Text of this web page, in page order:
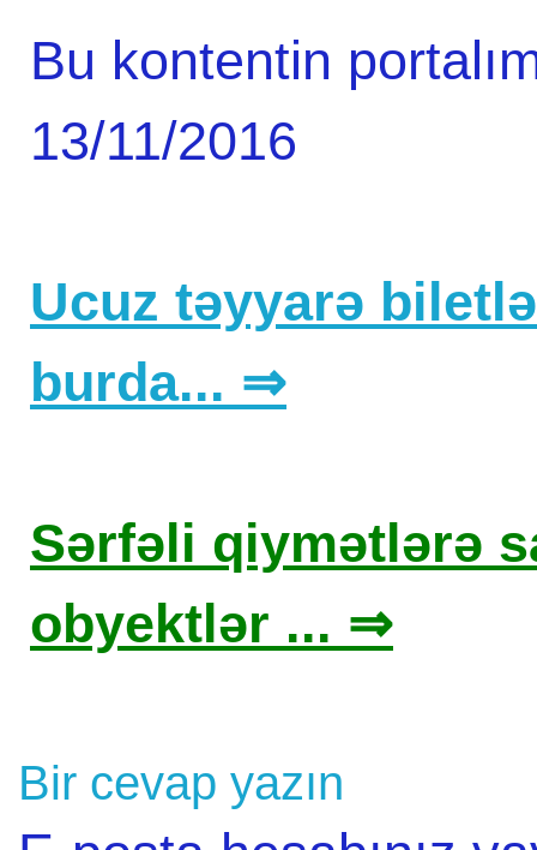
Bu kontentin
13/11/2016
Ucuz təyyarə
burda... ⇒
Sərfəli qiymətlərə
obyektlər ... ⇒
Bir cevap yazın